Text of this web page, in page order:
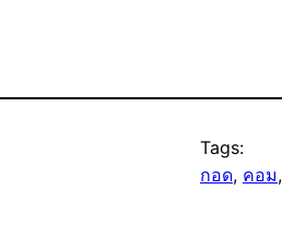
Tags:
กอด, คอม,